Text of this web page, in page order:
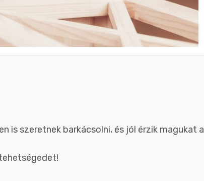
is szeretnek barkácsolni, és jól érzik magukat a